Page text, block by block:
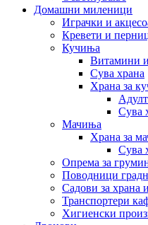
Домашни миленици
Играчки и
Кревети и
Кучиња
Витамини
Сува храна
Храна за
Адулт
Сува
Мачиња
Храна за
Сува
Опрема за
Поводници
Садови за храна
Транспортери
Хигиенски